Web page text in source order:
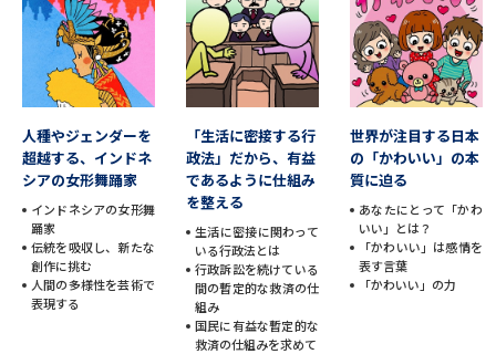
大学で学びたい学問発見
学問のミニ講義「夢ナビ講義」 学問分野解説
学問の教科書 夢ナビライブ
ユーザーサポート
Ｑ＆Ａ よくあるご質問
人種やジェンダーを
超越する、インドネ
シアの女形舞踊家
インドネシアの女形舞
踊家
伝統を吸収し、新たな
創作に挑む
人間の多様性を芸術で
表現する
「生活に密接する行
政法」だから、有益
であるように仕組み
を整える
生活に密接に関わって
いる行政法とは
行政訴訟を続けている
間の暫定的な救済の仕
組み
国民に有益な暫定的な
救済の仕組みを求めて
世界が注目する日本
の「かわいい」の本
質に迫る
あなたにとって「かわ
いい」とは？
「かわいい」は感情を
表す言葉
「かわいい」の力